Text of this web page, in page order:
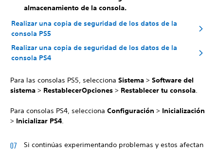
almacenamiento de la consola.
Realizar una copia de seguridad de los datos de la
consola PS5
Realizar una copia de seguridad de los datos de la
consola PS4
Para las consolas PS5, selecciona Sistema > Software del
sistema > RestablecerOpciones > Restablecer tu consola.
Para consolas PS4, selecciona Configuración > Inicialización
> Inicializar PS4.
Si continúas experimentando problemas y estos afectan